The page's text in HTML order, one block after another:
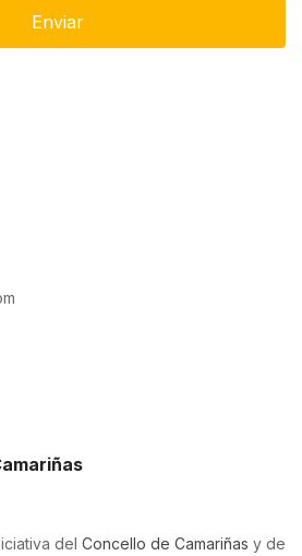
Enviar
del Concello de Camariñas y de